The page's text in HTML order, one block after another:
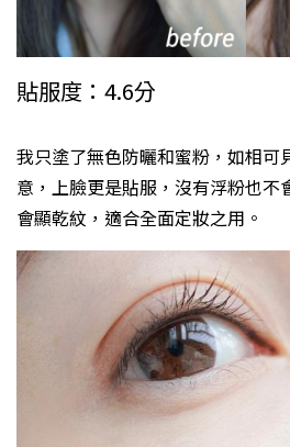
貼服度：4.6分
我只塗了無色防曬和蜜粉，如相可
意，上臉更是貼服，沒有浮粉也不
會顯乾紋，適合全面定妝之用。